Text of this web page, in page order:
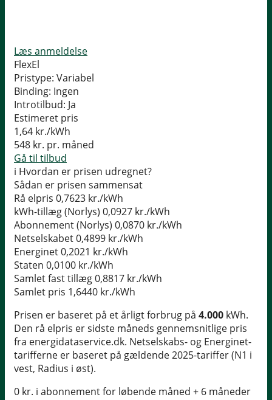
Læs anmeldelse
FlexEl
Pristype: Variabel
Binding: Ingen
Introtilbud: Ja
Estimeret pris
1,64 kr./kWh
548 kr. pr. måned
Gå til tilbud
i Hvordan er prisen udregnet?
Sådan er prisen sammensat
Rå elpris 0,7623 kr./kWh
kWh-tillæg (Norlys) 0,0927 kr./kWh
Abonnement (Norlys) 0,0870 kr./kWh
Netselskabet0,4899 kr./kWh
Energinet0,2021 kr./kWh
Staten 0,0100 kr./kWh
Samlet fast tillæg0,8817 kr./kWh
Samlet pris 1,6440 kr./kWh
Prisen er baseret på et årligt forbrug på 4.000 kWh.
Den rå elpris er sidste måneds gennemsnitlige pris
fra energidataservice.dk. Netselskabs- og Energinet-
tarifferne er baseret på gældende 2025-tariffer (N1 i
vest, Radius i øst).
0 kr. i abonnement for løbende måned + 6 måneder